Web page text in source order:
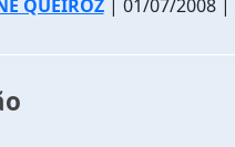
QUEIROZ| 01/07/2008 |